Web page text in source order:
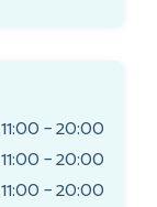
11:00 – 20:00
11:00 – 20:00
11:00 – 20:00